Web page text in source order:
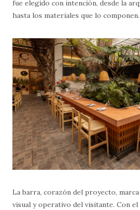
fue elegido con intención, desde la
hasta los materiales que lo componen.
La barra, corazón del proyecto,
visual y operativo del visitante. Con